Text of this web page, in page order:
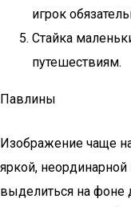
игрок
Стайка
путешествиям.
Павлины
Изображение чаще
яркой,
выделиться на фоне